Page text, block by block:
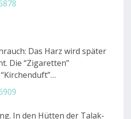
Das Harz wird später
Die “Zigaretten”
In den Hütten der Talak-